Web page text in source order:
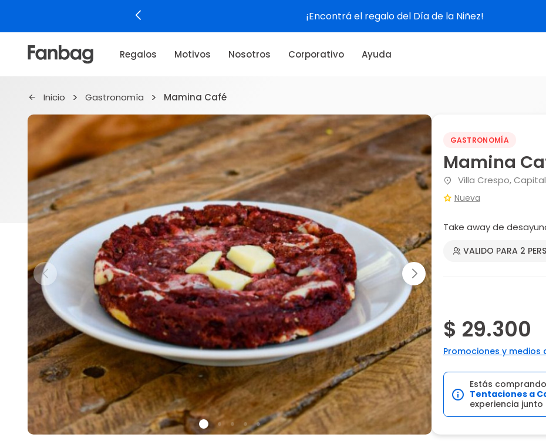
¡Encontrá el regalo del Día de la Niñez!
Regalos Motivos Nosotros Corporativo Ayuda
Inicio Gastronomía Mamina Café
GASTRONOMÍA
Mamina
Villa Crespo,
Nueva
Take away de
VALIDO PARA 2
$ 29.300
Promociones y medios
Estás
Tentaciones a
experiencia junto